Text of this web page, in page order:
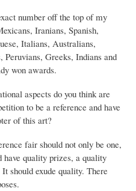
number off the top of my
Iranians, Spanish,
Italians, Australians,
Greeks, Indians and
won awards.
aspects do you think are
to be a reference and have
of this art?
fair should not only be one,
have quality prizes, a quality
should exude quality. There